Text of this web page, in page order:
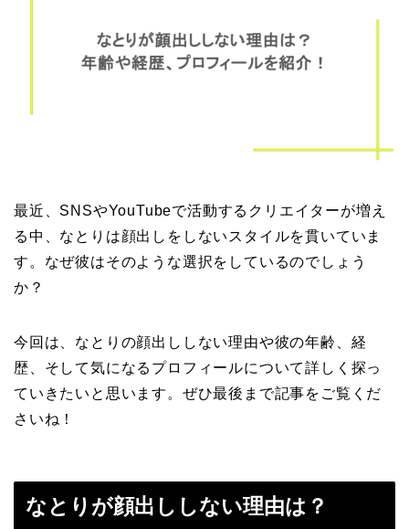
最近、SNSやYouTubeで活動するクリエイターが増え
る中、なとりは顔出しをしないスタイルを貫いていま
す。なぜ彼はそのような選択をしているのでしょう
か？
今回は、なとりの顔出ししない理由や彼の年齢、経
歴、そして気になるプロフィールについて詳しく探っ
ていきたいと思います。ぜひ最後まで記事をご覧くだ
さいね！
なとりが顔出ししない理由は？